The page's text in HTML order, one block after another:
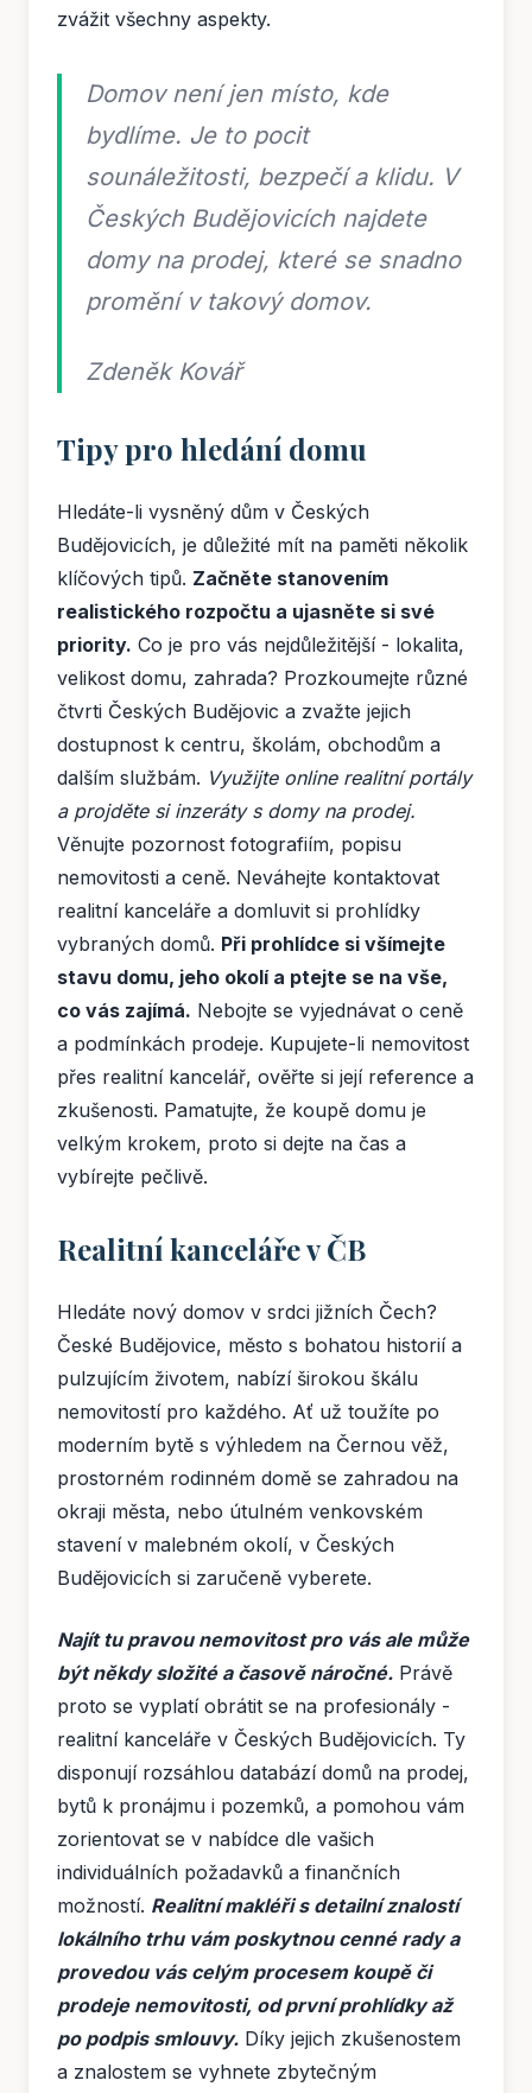
zvážit všechny aspekty.
Domov není jen místo, kde
bydlíme. Je to pocit
sounáležitosti, bezpečí a klidu. V
Českých Budějovicích najdete
domy na prodej, které se snadno
promění v takový domov.
Zdeněk Kovář
Tipy pro hledání domu
Hledáte-li vysněný dům v Českých
Budějovicích, je důležité mít na paměti několik
klíčových tipů. Začněte stanovením
realistického rozpočtu a ujasněte si své
priority. Co je pro vás nejdůležitější - lokalita,
velikost domu, zahrada? Prozkoumejte různé
čtvrti Českých Budějovic a zvažte jejich
dostupnost k centru, školám, obchodům a
dalším službám. Využijte online realitní portály
a projděte si inzeráty s domy na prodej.
Věnujte pozornost fotografiím, popisu
nemovitosti a ceně. Neváhejte kontaktovat
realitní kanceláře a domluvit si prohlídky
vybraných domů. Při prohlídce si všímejte
stavu domu, jeho okolí a ptejte se na vše,
co vás zajímá. Nebojte se vyjednávat o ceně
a podmínkách prodeje. Kupujete-li nemovitost
přes realitní kancelář, ověřte si její reference a
zkušenosti. Pamatujte, že koupě domu je
velkým krokem, proto si dejte na čas a
vybírejte pečlivě.
Realitní kanceláře v ČB
Hledáte nový domov v srdci jižních Čech?
České Budějovice, město s bohatou historií a
pulzujícím životem, nabízí širokou škálu
nemovitostí pro každého. Ať už toužíte po
moderním bytě s výhledem na Černou věž,
prostorném rodinném domě se zahradou na
okraji města, nebo útulném venkovském
stavení v malebném okolí, v Českých
Budějovicích si zaručeně vyberete.
Najít tu pravou nemovitost pro vás ale může
být někdy složité a časově náročné. Právě
proto se vyplatí obrátit se na profesionály -
realitní kanceláře v Českých Budějovicích. Ty
disponují rozsáhlou databází domů na prodej,
bytů k pronájmu i pozemků, a pomohou vám
zorientovat se v nabídce dle vašich
individuálních požadavků a finančních
možností. Realitní makléři s detailní znalostí
lokálního trhu vám poskytnou cenné rady a
provedou vás celým procesem koupě či
prodeje nemovitosti, od první prohlídky až
po podpis smlouvy. Díky jejich zkušenostem
a znalostem se vyhnete zbytečným